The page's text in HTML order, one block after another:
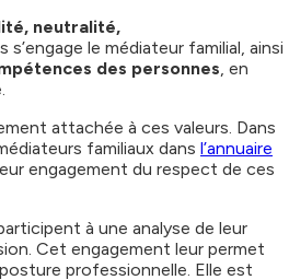
neutralité,
s’engage le médiateur familial, ainsi
des personnes , en
attachée à ces valeurs. Dans
familiaux dans l’annuaire
engagement du respect de ces
à une analyse de leur
Cet engagement leur permet
professionnelle. Elle est